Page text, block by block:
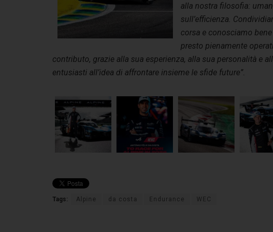
alla nostra filosofia:
sull’efficienza.
corsa e conosciamo
presto pienamente
contributo, grazie alla sua esperienza, alla sua personalità e
entusiasti all’idea di affrontare insieme le sfide future”.
Tags: Alpine da costa Endurance WEC